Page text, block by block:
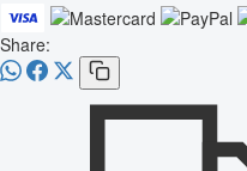
Share: